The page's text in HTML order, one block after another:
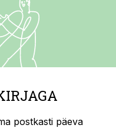
postkasti päeva